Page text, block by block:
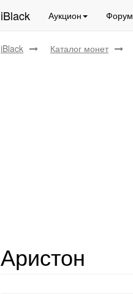
iBlack Аукцион Форум
iBlack Каталог монет
Аристон